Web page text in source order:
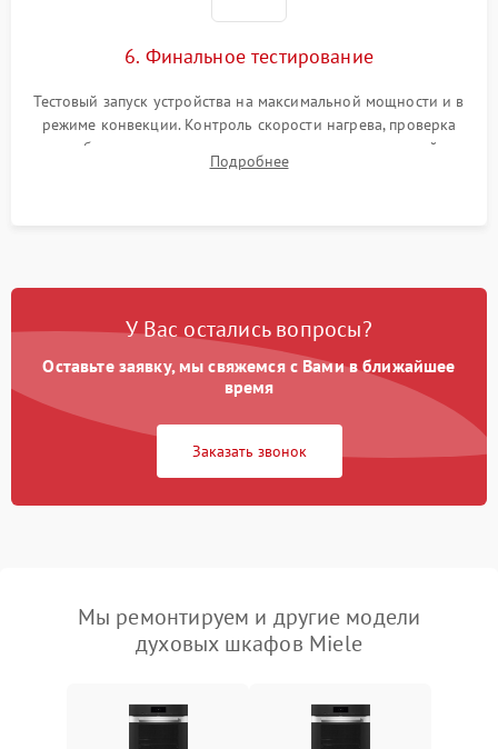
6. Финальное тестирование
Тестовый запуск устройства на максимальной мощности и в
режиме конвекции. Контроль скорости нагрева, проверка
срабатывания термостата при достижении заданной
температуры и тест на отсутствие утечек тока.
Подробнее
У Вас остались вопросы?
Оставьте заявку, мы свяжемся с Вами в ближайшее
время
Заказать звонок
Мы ремонтируем и другие модели
духовых шкафов Miele